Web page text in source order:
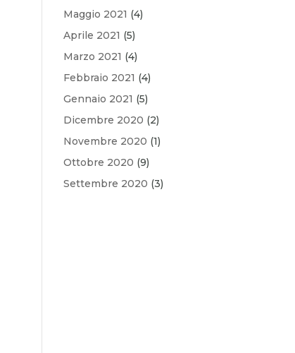
Maggio 2021 (4)
Aprile 2021 (5)
Marzo 2021 (4)
Febbraio 2021 (4)
Gennaio 2021 (5)
Dicembre 2020 (2)
Novembre 2020 (1)
Ottobre 2020 (9)
Settembre 2020 (3)